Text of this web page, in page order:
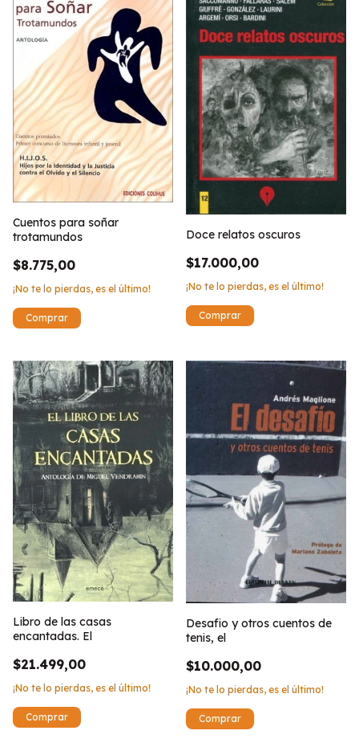
Cuentos para soñar
trotamundos
$8.775,00
¡No te lo pierdas, es el último!
Doce relatos oscuros
$17.000,00
¡No te lo pierdas, es el último!
Libro de las casas
encantadas. El
$21.499,00
¡No te lo pierdas, es el último!
Desafio y otros cuentos de
tenis, el
$10.000,00
¡No te lo pierdas, es el último!